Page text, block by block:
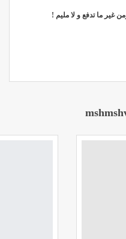
غير ما تدفع و لا مليم !